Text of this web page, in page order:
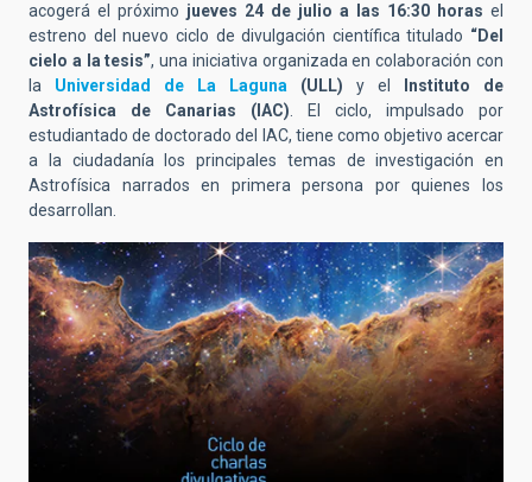
acogerá el próximo jueves 24 de julio a las 16:30 horas el
estreno del nuevo ciclo de divulgación científica titulado “Del
cielo a la tesis”, una iniciativa organizada en colaboración con
la Universidad de La Laguna (ULL) y el
Instituto de
Astrofísica de Canarias (IAC). El ciclo, impulsado por
estudiantado de doctorado del IAC, tiene como objetivo acercar
a la ciudadanía los principales temas de investigación en
Astrofísica narrados en primera persona por quienes los
desarrollan.